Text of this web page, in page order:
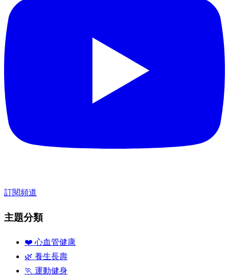
訂閱頻道
主題分類
❤️ 心血管健康
🌿 養生長壽
🏃 運動健身